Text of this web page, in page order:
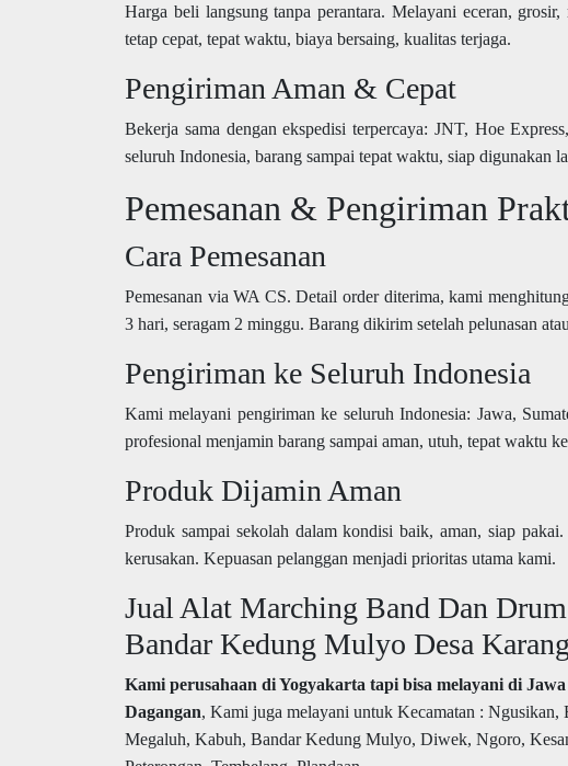
Harga beli langsung tanpa perantara. Melayani eceran,
tetap cepat, tepat waktu, biaya bersaing, kualitas terjaga.
Pengiriman Aman & Cepat
Bekerja sama dengan ekspedisi terpercaya: JNT, Hoe
seluruh Indonesia, barang sampai tepat waktu, siap digunakan
Pemesanan & Pengiriman
Cara Pemesanan
Pemesanan via WA CS. Detail order diterima, kami
3 hari, seragam 2 minggu. Barang dikirim setelah pelunasan
Pengiriman ke Seluruh Indonesia
Kami melayani pengiriman ke seluruh Indonesia: Jawa,
profesional menjamin barang sampai aman, utuh, tepat waktu
Produk Dijamin Aman
Produk sampai sekolah dalam kondisi baik, aman, siap
kerusakan. Kepuasan pelanggan menjadi prioritas utama kami.
Jual Alat Marching Band Dan
Bandar Kedung Mulyo Desa
Kami perusahaan di Yogyakarta tapi bisa melayani di
Dagangan, Kami juga melayani untuk Kecamatan :
Megaluh, Kabuh, Bandar Kedung Mulyo, Diwek, Ngoro,